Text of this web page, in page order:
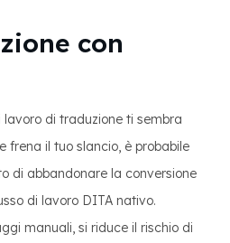
con
di traduzione ti sembra
frena il tuo slancio, è probabile
di abbandonare la conversione
di lavoro DITA nativo.
manuali, si riduce il rischio di